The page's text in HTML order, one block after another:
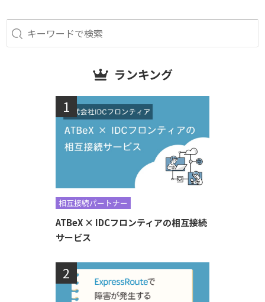
ランキング
相互接続パートナー
ATBeX × IDCフロンティアの相互接続
サービス